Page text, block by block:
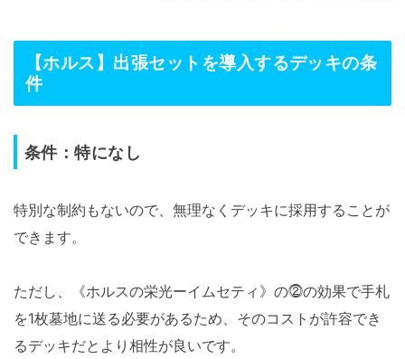
【ホルス】出張セットを導入するデッキの条
件
条件：特になし
特別な制約もないので、無理なくデッキに採用することが
できます。
ただし、《ホルスの栄光ーイムセティ》の⓶の効果で手札
を1枚墓地に送る必要があるため、そのコストが許容でき
るデッキだとより相性が良いです。